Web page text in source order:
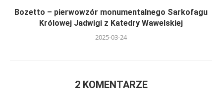
Bozetto – pierwowzór monumentalnego Sarkofagu
Królowej Jadwigi z Katedry Wawelskiej
2025-03-24
2 KOMENTARZE